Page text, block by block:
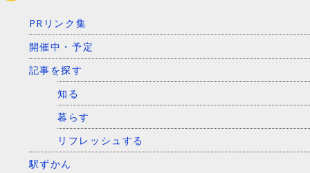
PRリンク集
開催中・予定
記事を探す
知る
暮らす
リフレッシュする
駅ずかん